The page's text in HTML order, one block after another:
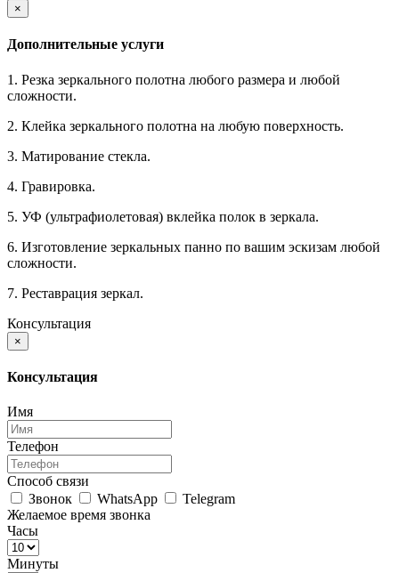
×
Дополнительные услуги
1. Резка зеркального полотна любого размера и любой
сложности.
2. Клейка зеркального полотна на любую поверхность.
3. Матирование стекла.
4. Гравировка.
5. УФ (ультрафиолетовая) вклейка полок в зеркала.
6. Изготовление зеркальных панно по вашим эскизам любой
сложности.
7. Реставрация зеркал.
Консультация
×
Консультация
Имя
Телефон
Способ связи
Звонок
WhatsApp
Telegram
Желаемое время звонка
Часы
Минуты